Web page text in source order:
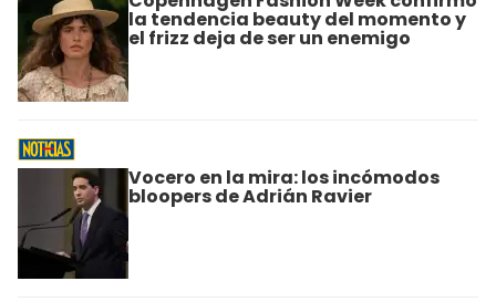
la tendencia beauty del momento y
el frizz deja de ser un enemigo
Vocero en la mira: los incómodos
bloopers de Adrián Ravier